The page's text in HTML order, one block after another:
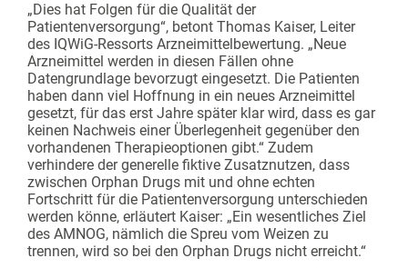
„Dies hat Folgen für die Qualität der
Patientenversorgung“, betont Thomas Kaiser, Leiter
des IQWiG-Ressorts Arzneimittelbewertung. „Neue
Arzneimittel werden in diesen Fällen ohne
Datengrundlage bevorzugt eingesetzt. Die Patienten
haben dann viel Hoffnung in ein neues Arzneimittel
gesetzt, für das erst Jahre später klar wird, dass es gar
keinen Nachweis einer Überlegenheit gegenüber den
vorhandenen Therapieoptionen gibt.“ Zudem
verhindere der generelle fiktive Zusatznutzen, dass
zwischen Orphan Drugs mit und ohne echten
Fortschritt für die Patientenversorgung unterschieden
werden könne, erläutert Kaiser: „Ein wesentliches Ziel
des AMNOG, nämlich die Spreu vom Weizen zu
trennen, wird so bei den Orphan Drugs nicht erreicht.“